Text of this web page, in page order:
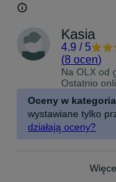
Kasia
4.9 / 5
(8 ocen)
Na OLX od
Ostatnio
Oceny w
wystawiane tylko
działają oceny?